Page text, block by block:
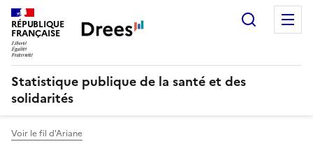
RÉPUBLIQUE
FRANÇAISE
Statistique publique de la santé et des
solidarités
Voir le fil d'Ariane